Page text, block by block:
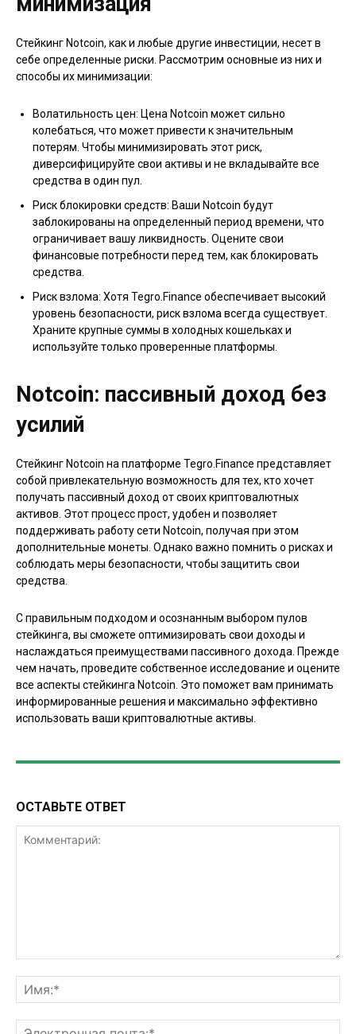
Стейкинг Notcoin, как и любые другие инвестиции, несет в
себе определенные риски. Рассмотрим основные из них и
способы их минимизации:
Волатильность цен: Цена Notcoin может сильно
колебаться, что может привести к значительным
потерям. Чтобы минимизировать этот риск,
диверсифицируйте свои активы и не вкладывайте все
средства в один пул.
Риск блокировки средств: Ваши Notcoin будут
заблокированы на определенный период времени, что
ограничивает вашу ликвидность. Оцените свои
финансовые потребности перед тем, как блокировать
средства.
Риск взлома: Хотя Tegro.Finance обеспечивает высокий
уровень безопасности, риск взлома всегда существует.
Храните крупные суммы в холодных кошельках и
используйте только проверенные платформы.
Notcoin: пассивный доход без
усилий
Стейкинг Notcoin на платформе Tegro.Finance представляет
собой привлекательную возможность для тех, кто хочет
получать пассивный доход от своих криптовалютных
активов. Этот процесс прост, удобен и позволяет
поддерживать работу сети Notcoin, получая при этом
дополнительные монеты. Однако важно помнить о рисках и
соблюдать меры безопасности, чтобы защитить свои
средства.
С правильным подходом и осознанным выбором пулов
стейкинга, вы сможете оптимизировать свои доходы и
наслаждаться преимуществами пассивного дохода. Прежде
чем начать, проведите собственное исследование и оцените
все аспекты стейкинга Notcoin. Это поможет вам принимать
информированные решения и максимально эффективно
использовать ваши криптовалютные активы.
ОСТАВЬТЕ ОТВЕТ